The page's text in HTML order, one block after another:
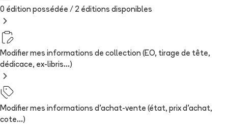
0 édition possédée / 2 éditions disponibles
Modifier mes informations de collection (EO, tirage de tête,
dédicace, ex-libris...)
Modifier mes informations d'achat-vente (état, prix d'achat,
cote...)